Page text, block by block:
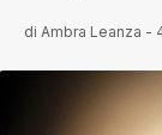
di Ambra Leanza -